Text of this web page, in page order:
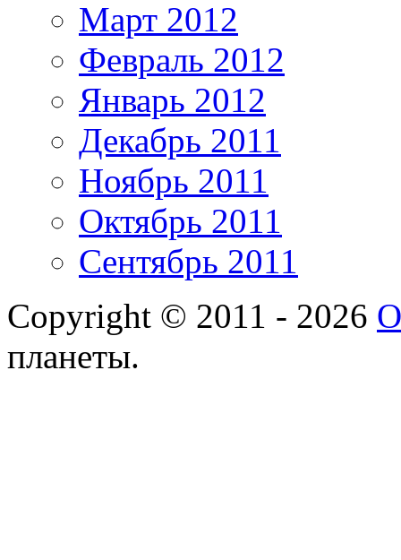
Март 2012
Февраль 2012
Январь 2012
Декабрь 2011
Ноябрь 2011
Октябрь 2011
Сентябрь 2011
Copyright © 2011 - 2026
планеты.